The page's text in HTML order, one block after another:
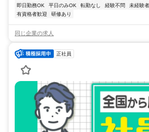
即日勤務OK
平日のみOK 転勤なし 経験不問 未経験
有資格者歓迎
研修あり
同じ企業の求人
正社員